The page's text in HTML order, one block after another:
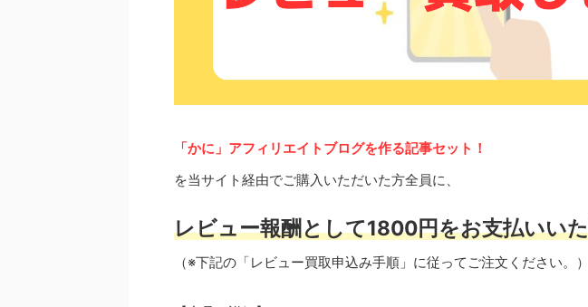
「かに」アフィリエイトブログを作る記事セット！
を当サイト経由でご購入いただいた方全員に、
レビュー報酬として1800円をお支払いい
（※下記の「レビュー買取申込み手順」に従ってご注文ください。）